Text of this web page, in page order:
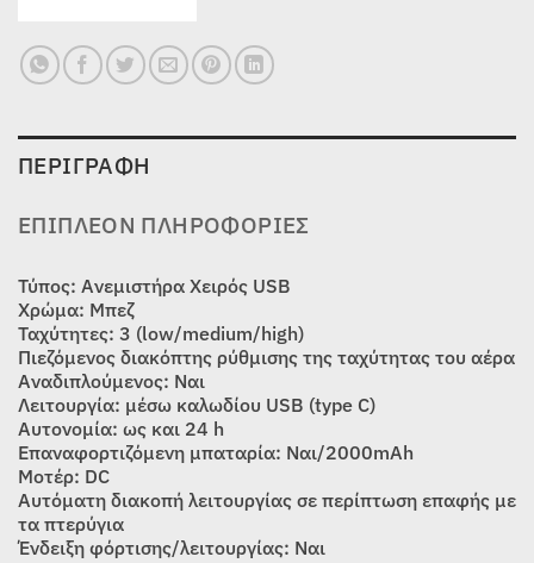
ΠΕΡΙΓΡΑΦΉ
ΕΠΙΠΛΈΟΝ ΠΛΗΡΟΦΟΡΊΕΣ
Τύπος: Ανεμιστήρα Χειρός USB
Χρώμα: Μπεζ
Ταχύτητες: 3 (low/medium/high)
Πιεζόμενος διακόπτης ρύθμισης της ταχύτητας του αέρα
Αναδιπλούμενος: Ναι
Λειτουργία: μέσω καλωδίου USB (type C)
Αυτονομία: ως και 24 h
Επαναφορτιζόμενη μπαταρία: Ναι/2000mAh
Μοτέρ: DC
Αυτόματη διακοπή λειτουργίας σε περίπτωση επαφής με
τα πτερύγια
Ένδειξη φόρτισης/λειτουργίας: Ναι